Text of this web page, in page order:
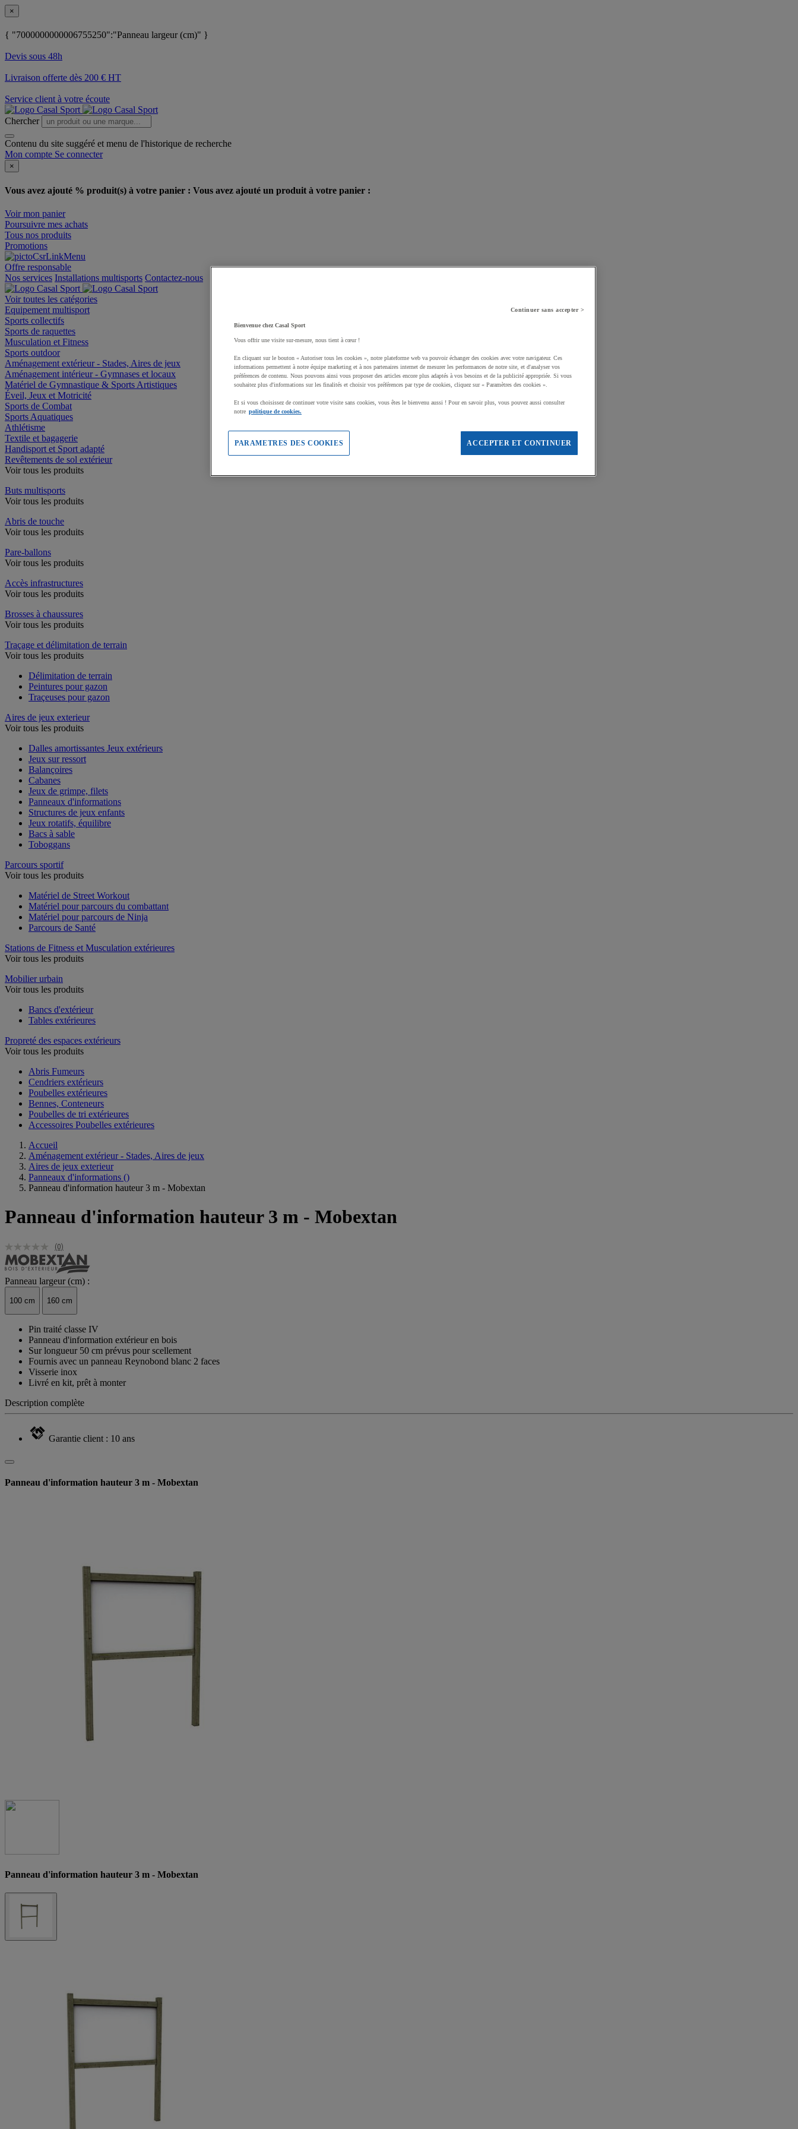
×
{ "7000000000006755250":"Panneau largeur (cm)" }
Devis sous 48h
Livraison offerte dès 200 € HT
Service client à votre écoute
Chercher
Contenu du site suggéré et menu de l'historique de recherche
Mon compte Se connecter
×
Vous avez ajouté % produit(s) à votre panier : Vous avez ajouté un produit à votre panier :
Voir mon panier
Poursuivre mes achats
Tous nos produits
Promotions
Offre responsable
Nos services Installations multisports Contactez-nous
Voir toutes les catégories
Equipement multisport
Sports collectifs
Sports de raquettes
Musculation et Fitness
Sports outdoor
Aménagement extérieur - Stades, Aires de jeux
Aménagement intérieur - Gymnases et locaux
Matériel de Gymnastique & Sports Artistiques
Éveil, Jeux et Motricité
Sports de Combat
Sports Aquatiques
Athlétisme
Textile et bagagerie
Handisport et Sport adapté
Revêtements de sol extérieur
Voir tous les produits
Buts multisports
Voir tous les produits
Abris de touche
Voir tous les produits
Pare-ballons
Voir tous les produits
Accès infrastructures
Voir tous les produits
Brosses à chaussures
Voir tous les produits
Traçage et délimitation de terrain
Voir tous les produits
Délimitation de terrain
Peintures pour gazon
Traçeuses pour gazon
Aires de jeux exterieur
Voir tous les produits
Dalles amortissantes Jeux extérieurs
Jeux sur ressort
Balançoires
Cabanes
Jeux de grimpe, filets
Panneaux d'informations
Structures de jeux enfants
Jeux rotatifs, équilibre
Bacs à sable
Toboggans
Parcours sportif
Voir tous les produits
Matériel de Street Workout
Matériel pour parcours du combattant
Matériel pour parcours de Ninja
Parcours de Santé
Stations de Fitness et Musculation extérieures
Voir tous les produits
Mobilier urbain
Voir tous les produits
Bancs d'extérieur
Tables extérieures
Propreté des espaces extérieurs
Voir tous les produits
Abris Fumeurs
Cendriers extérieurs
Poubelles extérieures
Bennes, Conteneurs
Poubelles de tri extérieures
Accessoires Poubelles extérieures
Accueil
Aménagement extérieur - Stades, Aires de jeux
Aires de jeux exterieur
Panneaux d'informations ()
Panneau d'information hauteur 3 m - Mobextan
Panneau d'information hauteur 3 m - Mobextan
(0)
Panneau largeur (cm) :
100 cm 160 cm
Pin traité classe IV
Panneau d'information extérieur en bois
Sur longueur 50 cm prévus pour scellement
Fournis avec un panneau Reynobond blanc 2 faces
Visserie inox
Livré en kit, prêt à monter
Description complète
Garantie client : 10 ans
Panneau d'information hauteur 3 m - Mobextan
Panneau d'information hauteur 3 m - Mobextan
Continuer sans accepter >
Bienvenue chez Casal Sport
Vous offrir une visite sur-mesure, nous tient à cœur !
En cliquant sur le bouton « Autoriser tous les cookies », notre plateforme web va pouvoir échanger des cookies avec votre navigateur. Ces
informations permettent à notre équipe marketing et à nos partenaires internet de mesurer les performances de notre site, et d'analyser vos
préférences de contenu. Nous pouvons ainsi vous proposer des articles encore plus adaptés à vos besoins et de la publicité appropriée. Si vous
souhaitez plus d'informations sur les finalités et choisir vos préférences par type de cookies, cliquez sur « Paramètres des cookies ».
Et si vous choisissez de continuer votre visite sans cookies, vous êtes le bienvenu aussi ! Pour en savoir plus, vous pouvez aussi consulter
notre politique de cookies.
ACCEPTER ET CONTINUER
PARAMETRES DES COOKIES